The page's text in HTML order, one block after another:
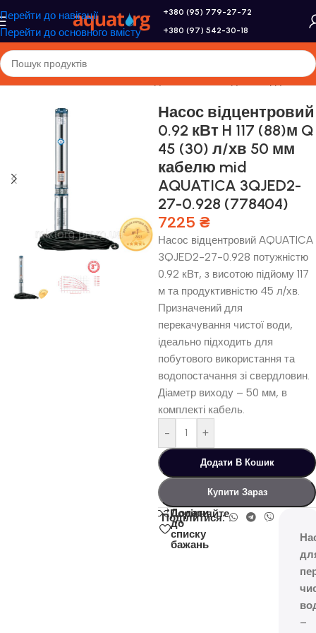
Перейти до навігації
Перейти до основного вмісту
+380 (95) 779-27-72
+380 (97) 542-30-18
/Насоси та насосне обладнання/Насоси для свердловини
Насос відцентровий
0.92 кВт H 117 (88)м Q
45 (30) л/хв 50 мм
кабелю mid
AQUATICA 3QJED2-
27-0.928 (778404)
7225 ₴
Насос відцентровий AQUATICA
3QJED2-27-0.928 потужністю
0.92 кВт, з висотою підйому 117
м та продуктивністю 45 л/хв.
Призначений для
перекачування чистої води,
ідеально підходить для
побутового використання та
водопостачання зі свердловин.
Діаметр виходу – 50 мм, в
комплекті кабель.
-
+
Додати В Кошик
Купити Зараз
Порівняйте
Додати
до
списку
бажань
Поділитися:
–